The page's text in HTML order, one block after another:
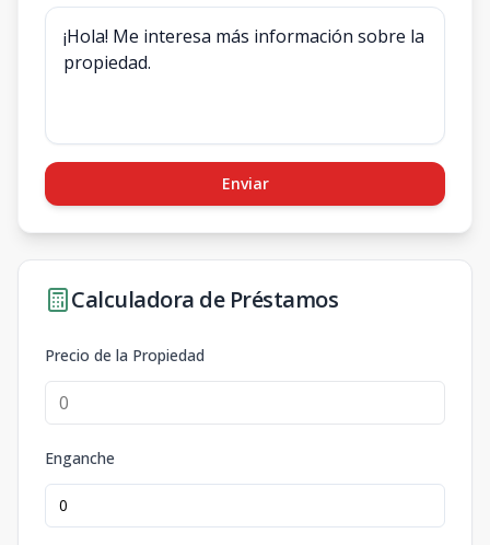
Enviar
Calculadora de Préstamos
Precio de la Propiedad
Enganche